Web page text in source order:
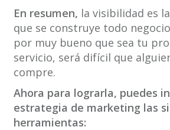
En resumen, la visibilidad es
que se construye todo
por muy bueno que sea tu
servicio, será difícil que
compre.
Ahora para lograrla, puedes
estrategia de marketing las
herramientas: